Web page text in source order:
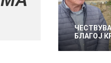
БЛАГОЈ